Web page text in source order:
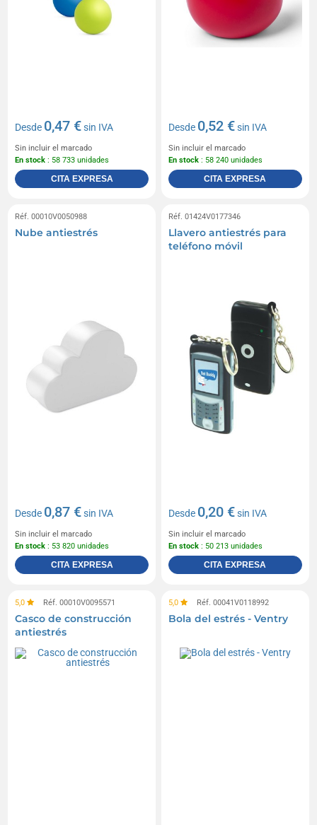
Desde 0,47 €sin IVA
Sin incluir el marcado
En stock : 58 733 unidades
CITA EXPRESA
Desde 0,52 €sin IVA
Sin incluir el marcado
En stock : 58 240 unidades
CITA EXPRESA
Réf. 00010V0050988
Nube antiestrés
Desde 0,87 €sin IVA
Sin incluir el marcado
En stock : 53 820 unidades
CITA EXPRESA
Réf. 01424V0177346
Llavero antiestrés para
teléfono móvil
Desde 0,20 €sin IVA
Sin incluir el marcado
En stock : 50 213 unidades
CITA EXPRESA
5,0 Réf. 00010V0095571
Casco de construcción
antiestrés
5,0 Réf. 00041V0118992
Bola del estrés - Ventry